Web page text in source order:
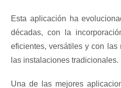
Esta aplicación ha
décadas, con la
eficientes, versátiles y con las
las instalaciones tradicionales.
Una de las mejores